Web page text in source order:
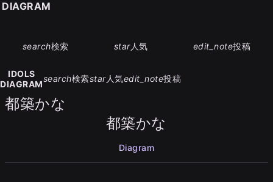
search検索 star人気 edit_note投稿
IDOLS
DIAGRAM
search検索star人気edit_note投稿
都築かな
都築かな
Diagram